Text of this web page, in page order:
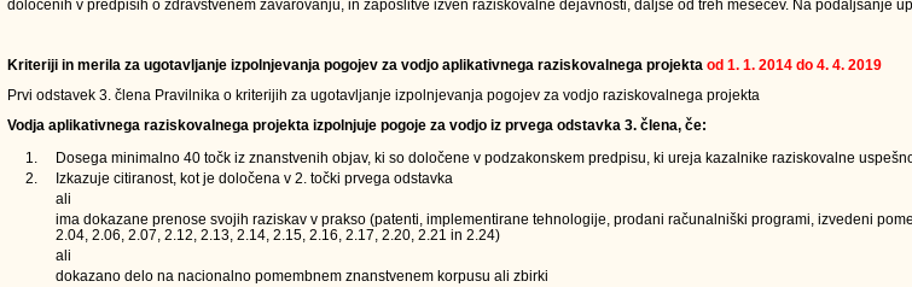
določenih v predpisih o zdravstvenem zavarovanju, in zaposlitve izven raziskovalne dejavnosti, daljše od treh mesecev. Na podaljšanje
Kriteriji in merila za ugotavljanje izpolnjevanja pogojev za vodjo aplikativnega raziskovalnega projekta od 1. 1. 2014 do 4. 4. 2019
Prvi odstavek 3. člena Pravilnika o kriterijih za ugotavljanje izpolnjevanja pogojev za vodjo raziskovalnega projekta
Vodja aplikativnega raziskovalnega projekta izpolnjuje pogoje za vodjo iz prvega odstavka 3. člena, če:
1.
Dosega minimalno 40 točk iz znanstvenih objav, ki so določene v podzakonskem predpisu, ki ureja kazalnike raziskovalne
2.
Izkazuje citiranost, kot je določena v 2. točki prvega odstavka
ali
ima dokazane prenose svojih raziskav v prakso (patenti, implementirane tehnologije, prodani računalniški programi, izvedeni
2.04, 2.06, 2.07, 2.12, 2.13, 2.14, 2.15, 2.16, 2.17, 2.20, 2.21 in 2.24)
ali
dokazano delo na nacionalno pomembnem znanstvenem korpusu ali zbirki